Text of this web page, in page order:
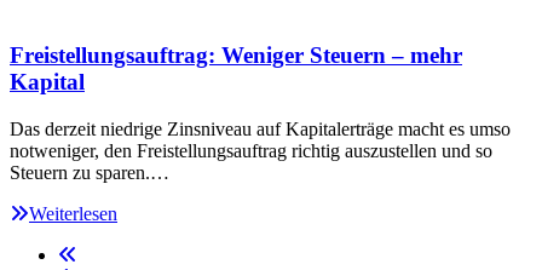
Freistellungsauftrag: Weniger Steuern – mehr
Kapital
Das derzeit niedrige Zinsniveau auf Kapitalerträge macht es umso
notweniger, den Freistellungsauftrag richtig auszustellen und so
Steuern zu sparen.…
Weiterlesen